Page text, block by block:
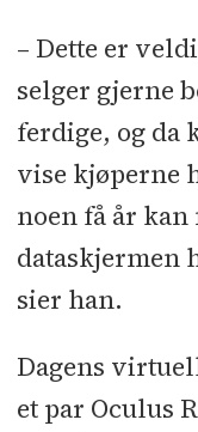
– Dette er
selger gjerne
ferdige, og da
vise kjøperne
noen få år
dataskjermen
sier han.
Dagens
et par Oculus